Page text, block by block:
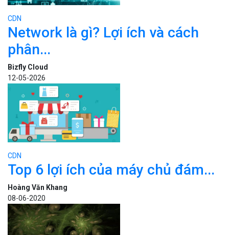
CDN
Network là gì? Lợi ích và cách
phân...
Bizfly Cloud
12-05-2026
CDN
Top 6 lợi ích của máy chủ đám...
Hoàng Văn Khang
08-06-2020